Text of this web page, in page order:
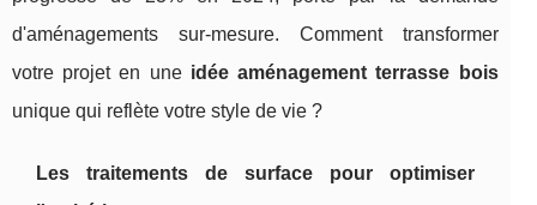
d'aménagements sur-mesure. Comment transformer
votre projet en une idée aménagement terrasse bois
unique qui reflète votre style de vie ?
Les traitements de surface pour optimiser